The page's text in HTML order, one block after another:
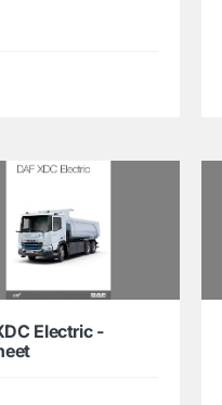
Electric -